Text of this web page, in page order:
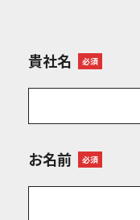
貴社名 必須
お名前 必須